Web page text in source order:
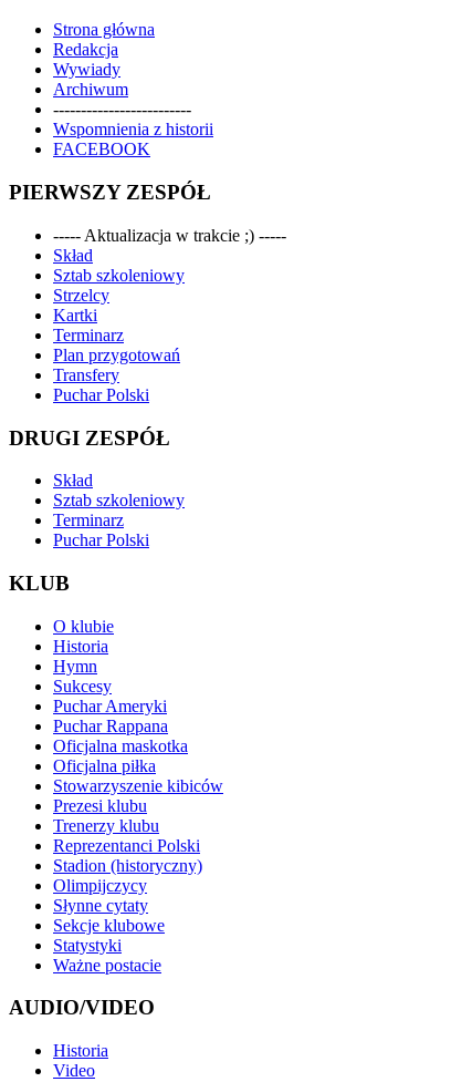
Strona główna
Redakcja
Wywiady
Archiwum
-------------------------
Wspomnienia z historii
FACEBOOK
PIERWSZY ZESPÓŁ
----- Aktualizacja w trakcie ;) -----
Skład
Sztab szkoleniowy
Strzelcy
Kartki
Terminarz
Plan przygotowań
Transfery
Puchar Polski
DRUGI ZESPÓŁ
Skład
Sztab szkoleniowy
Terminarz
Puchar Polski
KLUB
O klubie
Historia
Hymn
Sukcesy
Puchar Ameryki
Puchar Rappana
Oficjalna maskotka
Oficjalna piłka
Stowarzyszenie kibiców
Prezesi klubu
Trenerzy klubu
Reprezentanci Polski
Stadion (historyczny)
Olimpijczycy
Słynne cytaty
Sekcje klubowe
Statystyki
Ważne postacie
AUDIO/VIDEO
Historia
Video